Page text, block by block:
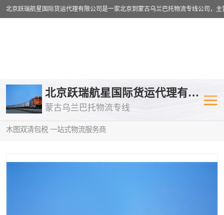
北京跃瑞航星国际货运代理有限公司
蒙古乌兰巴托物流专线
木图双清包税 一站式物流服务商
乌兰巴托物流专线 乌兰巴托铁
乌兰巴托公路运输
中欧班列
蒙古乌兰巴托双清包税 蒙古乌兰巴